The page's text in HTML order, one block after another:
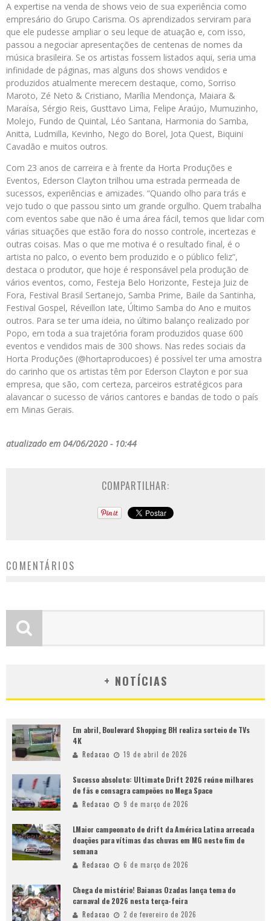
A expertise na venda de shows veio de sua experiência como
empresário do Grupo Carisma. Os aprendizados serviram para
que ele pudesse ampliar o seu leque de atuação e, com isso,
passou a negociar apresentações de centenas de nomes da
música brasileira. Se os artistas fossem listados aqui, seria uma
infinidade de páginas, mas alguns dos shows vendidos e
produzidos atualmente merecem destaque, como, Sorriso
Maroto, Zé Neto & Cristiano, Marília Mendonça, Maiara &
Maraísa, Sérgio Reis, Gusttavo Lima, Felipe Araújo, Mumuzinho,
Molejo, Fundo de Quintal, Léo Santana, Harmonia do Samba,
Anitta, Ludmilla, Kevinho, Nego do Borel, Jota Quest, Biquini
Cavadão e muitos outros.
Com 23 anos de carreira e à frente da Horta Produções e
Eventos, Ederson Clayton trilhou uma estrada permeada de
sucessos, experiências e amizades. “Quando olho para trás e
vejo tudo o que passou sinto um grande orgulho. Quem trabalha
com eventos sabe que não é uma área fácil, temos que lidar com
várias situações que estão fora do nosso controle, incertezas e
outras coisas. Mas o que me motiva é o resultado final, é o
artista no palco, o evento bem produzido e o público feliz”,
destaca o produtor, que hoje é responsável pela produção de
vários eventos, como, Festeja Belo Horizonte, Festeja Juiz de
Fora, Festival Brasil Sertanejo, Samba Prime, Baile da Santinha,
Festival Gospel, Réveillon Iate, Último Samba do Ano e muitos
outros. Para se ter uma ideia, no último balanço realizado por
Popo, em toda a sua trajetória foram produzidos quase 600
eventos e vendidos mais de 300 shows. Nas redes sociais da
Horta Produções (@hortaproducoes) é possível ter uma amostra
do carinho que os artistas têm por Ederson Clayton e por sua
empresa, que são, com certeza, parceiros estratégicos para
alavancar o sucesso de vários cantores e bandas de todo o país
em Minas Gerais.
atualizado em 04/06/2020 - 10:44
COMPARTILHAR:
COMENTÁRIOS
+ NOTÍCIAS
Em abril, Boulevard Shopping BH realiza sorteio de TVs
4K
Redacao 19 de abril de 2026
Sucesso absoluto: Ultimate Drift 2026 reúne milhares
de fãs e consagra campeões no Mega Space
Redacao 9 de março de 2026
LMaior campeonato de drift da América Latina arrecada
doações para vítimas das chuvas em MG neste fim de
semana
Redacao 6 de março de 2026
Chega de mistério! Baianas Ozadas lança tema do
carnaval de 2026 nesta terça-feira
Redacao 2 de fevereiro de 2026